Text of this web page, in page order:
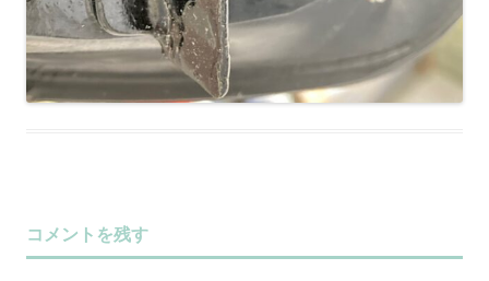
コメントを残す